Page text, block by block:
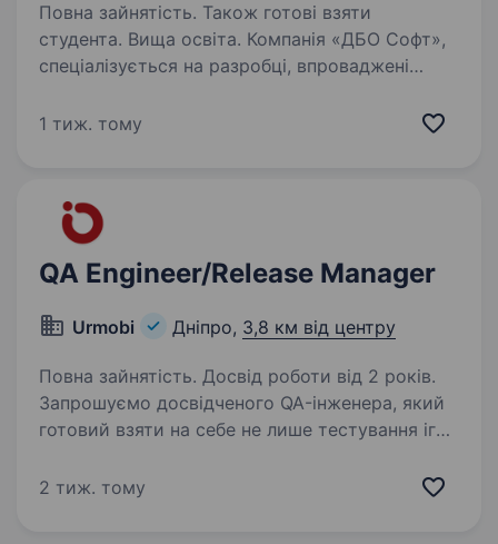
Повна зайнятість. Також готові взяти
студента. Вища освіта. Компанія «ДБО Софт»,
спеціалізується на разробці, впроваджені
електронного банкінгу запрошуємо на роботу:
1 тиж. тому
QA Engineer/Release Manager
Urmobi Дніпро, 3,8 км від центру
Повна зайнятість. Досвід роботи від 2 років.
Запрошуємо досвідченого QA-інженера, який
готовий взяти на себе не лише тестування ігор
процесом релізів та комунікацію із
2 тиж. тому